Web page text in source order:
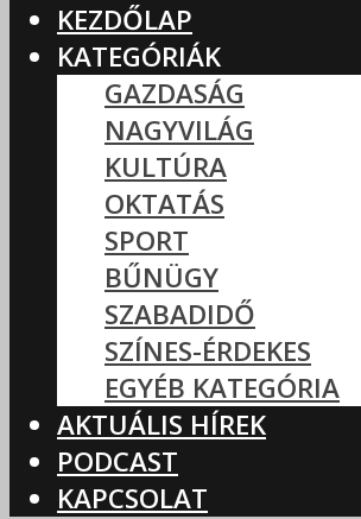
KEZDŐLAP
KATEGÓRIÁK
GAZDASÁG
NAGYVILÁG
KULTÚRA
OKTATÁS
SPORT
BŰNÜGY
SZABADIDŐ
SZÍNES-ÉRDEKES
EGYÉB KATEGÓRIA
AKTUÁLIS HÍREK
PODCAST
KAPCSOLAT